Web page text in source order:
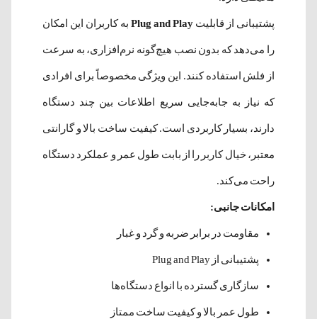
پشتیبانی از قابلیت Plug and Play به کاربران این امکان
را می‌دهد که بدون نصب هیچ‌گونه نرم‌افزاری، به سرعت
از فلش استفاده کنند. این ویژگی مخصوصاً برای افرادی
که نیاز به جابه‌جایی سریع اطلاعات بین چند دستگاه
دارند، بسیار کاربردی است. کیفیت ساخت بالا و گارانتی
معتبر، خیال کاربر را از بابت طول عمر و عملکرد دستگاه
راحت می‌کند.
امکانات جانبی:
مقاومت در برابر ضربه و گرد و غبار
پشتیبانی از Plug and Play
سازگاری گسترده با انواع دستگاه‌ها
طول عمر بالا و کیفیت ساخت ممتاز